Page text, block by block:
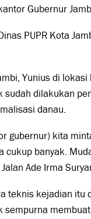
Gubernur
PUPR Kota
Yunius di
sudah dilakukan
danau.
gubernur) kita
cukup banyak.
Ade Irma
teknis kejadian itu
sempurna